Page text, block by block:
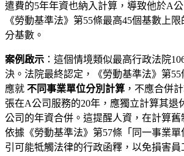
遣費的5年年資也納入計算，導致他於A
《勞動基準法》第55條最高45個基數上
分基數。
案例啟示 ：這個情境類似最高行政法院
決。法院最終認定，《勞動基準法》第55
應就 不同事業單位分別計算 ，不應合併
張在A公司服務的20年，應獨立計算其退
公司的年資合併。這提醒人資，在計算
依據《勞動基準法》第57條「同一事業
引可能牴觸法律的行政函釋，以免損害